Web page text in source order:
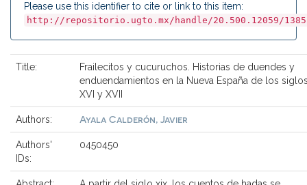
Please use this identifier to cite or link to this item:
http://repositorio.ugto.mx/handle/20.500.12059/
Title:
Frailecitos y cucuruchos. Historias de duendes y
enduendamientos en la Nueva España de los
XVI y XVII
Authors: Ayala Calderón, Javier
Authors'
IDs:
0450450